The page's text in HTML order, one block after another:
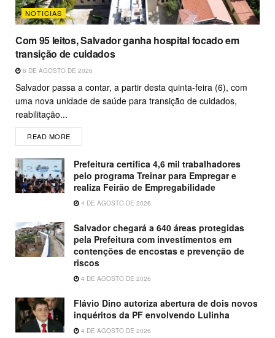
NOTICIAS
Com 95 leitos, Salvador ganha hospital focado em
transição de cuidados
6 DE AGOSTO DE 2026
Salvador passa a contar, a partir desta quinta-feira (6), com
uma nova unidade de saúde para transição de cuidados,
reabilitação...
READ MORE
Prefeitura certifica 4,6 mil trabalhadores
pelo programa Treinar para Empregar e
realiza Feirão de Empregabilidade
4 DE AGOSTO DE 2026
Salvador chegará a 640 áreas protegidas
pela Prefeitura com investimentos em
contenções de encostas e prevenção de
riscos
4 DE AGOSTO DE 2026
Flávio Dino autoriza abertura de dois novos
inquéritos da PF envolvendo Lulinha
4 DE AGOSTO DE 2026